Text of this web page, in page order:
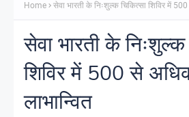
Home सेवा भारती के निःशुल्क चिकित्सा शिविर में
सेवा भारती के निःशुल्क
शिविर में 500 से
लाभान्वित